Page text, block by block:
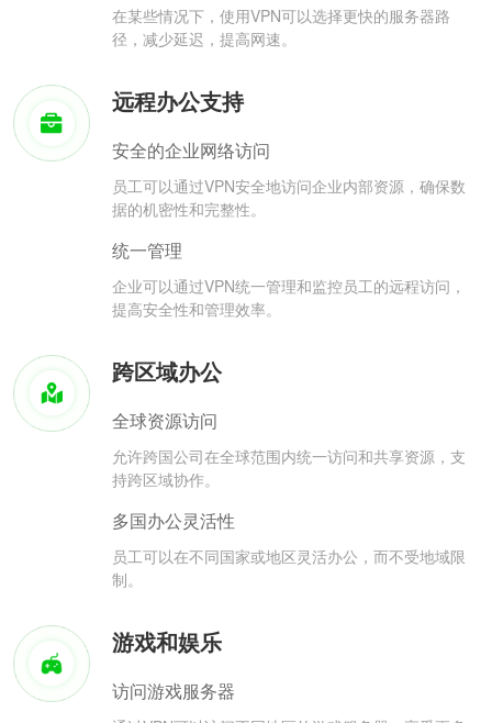
在某些情况下，使用VPN可以选择更快的服务器路
径，减少延迟，提高网速。
远程办公支持
安全的企业网络访问
员工可以通过VPN安全地访问企业内部资源，确保数
据的机密性和完整性。
统一管理
企业可以通过VPN统一管理和监控员工的远程访问，
提高安全性和管理效率。
跨区域办公
全球资源访问
允许跨国公司在全球范围内统一访问和共享资源，支
持跨区域协作。
多国办公灵活性
员工可以在不同国家或地区灵活办公，而不受地域限
制。
游戏和娱乐
访问游戏服务器